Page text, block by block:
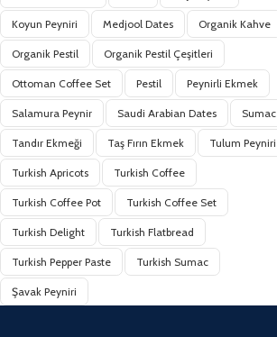
Koyun Peyniri Medjool Dates Organik Kahve
Organik Pestil Organik Pestil Çeşitleri
Ottoman Coffee Set Pestil Peynirli Ekmek
Salamura Peynir Saudi Arabian Dates Sumac
Tandır Ekmeği Taş Fırın Ekmek Tulum Peyniri
Turkish Apricots Turkish Coffee
Turkish Coffee Pot Turkish Coffee Set
Turkish Delight Turkish Flatbread
Turkish Pepper Paste Turkish Sumac
Şavak Peyniri